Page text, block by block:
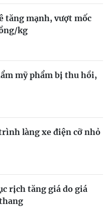
tăng mạnh, vượt mốc
kg
mỹ phẩm bị thu hồi,
làng xe điện cỡ nhỏ
rịch tăng giá do giá